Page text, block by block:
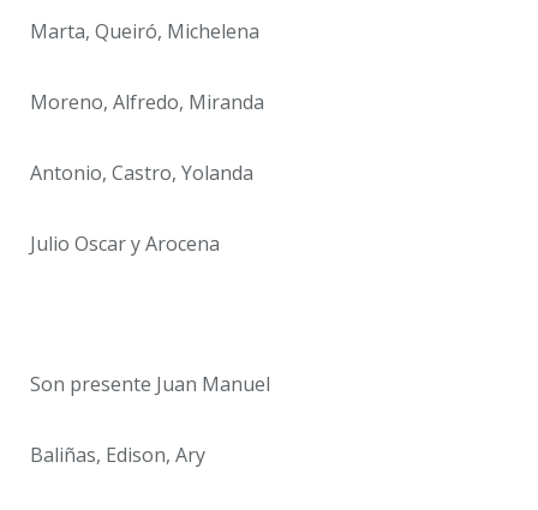
Marta, Queiró, Michelena
Moreno, Alfredo, Miranda
Antonio, Castro, Yolanda
Julio Oscar y Arocena
Son presente Juan Manuel
Baliñas, Edison, Ary